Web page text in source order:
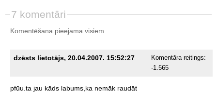
7 komentāri
Komentēšana pieejama visiem.
dzēsts lietotājs, 20.04.2007. 15:52:27
Komentāra reitings:
-1.565
pfūu.ta jau kāds labums,ka nemāk raudāt